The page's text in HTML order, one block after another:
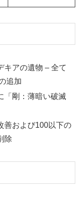
キアの遺物 – 全て
追加
「剛：薄暗い破滅
善および100以下の
除